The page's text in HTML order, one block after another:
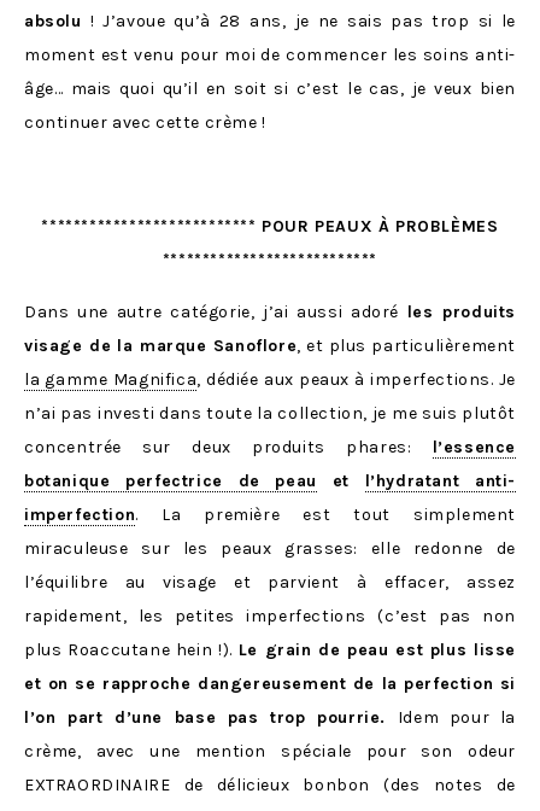
absolu ! J’avoue qu’à 28 ans, je ne sais pas trop si le
moment est venu pour moi de commencer les soins anti-
âge… mais quoi qu’il en soit si c’est le cas, je veux bien
continuer avec cette crème !
*************************** POUR PEAUX À PROBLÈMES
***************************
Dans une autre catégorie, j’ai aussi adoré les produits
visage de la marque Sanoflore, et plus particulièrement
la gamme Magnifica, dédiée aux peaux à imperfections. Je
n’ai pas investi dans toute la collection, je me suis plutôt
concentrée sur deux produits phares: l’essence
botanique perfectrice de peau
et l’hydratant anti-
imperfection. La première est tout simplement
miraculeuse sur les peaux grasses: elle redonne de
l’équilibre au visage et parvient à effacer, assez
rapidement, les petites imperfections (c’est pas non
plus Roaccutane hein !). Le grain de peau est plus lisse
et on se rapproche dangereusement de la perfection si
l’on part d’une base pas trop pourrie. Idem pour la
crème, avec une mention spéciale pour son odeur
EXTRAORDINAIRE de délicieux bonbon (des notes de